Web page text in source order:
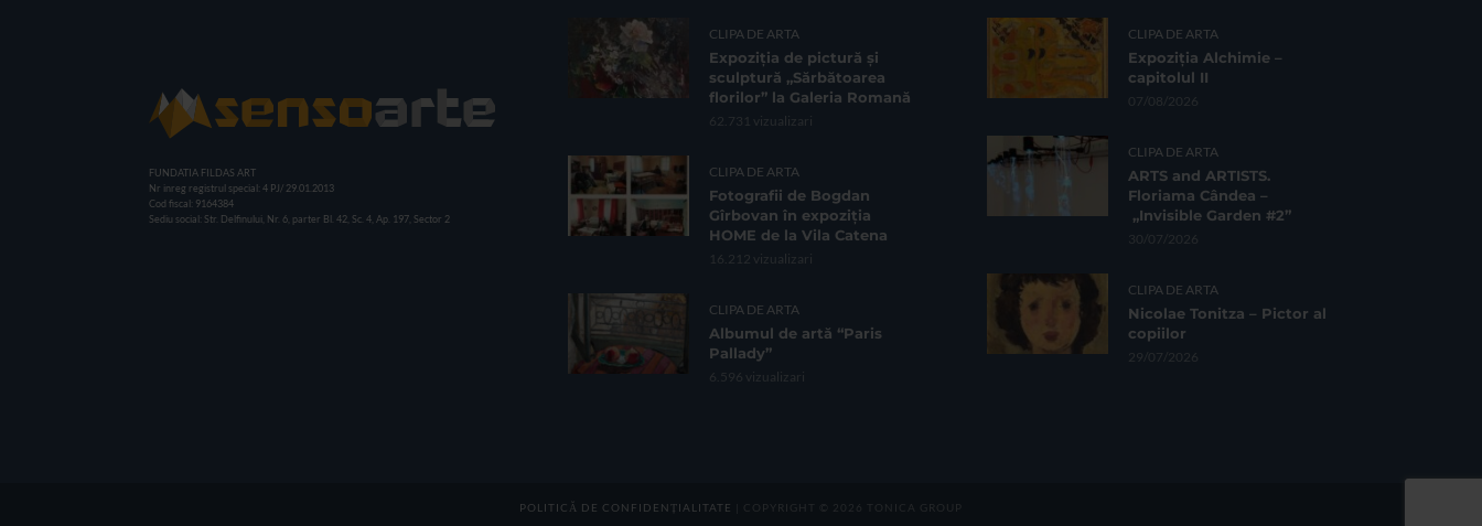
FUNDATIA FILDAS ART
Nr inreg registrul special: 4 PJ/ 29.01.2013
Cod fiscal: 9164384
Sediu social: Str. Delfinului, Nr. 6, parter Bl. 42, Sc. 4, Ap. 197, Sector 2
CLIPA DE ARTA
Expoziția de pictură și
sculptură „Sărbătoarea
florilor” la Galeria Romană
62.731 vizualizari
CLIPA DE ARTA
Fotografii de Bogdan
Gîrbovan în expoziția
HOME de la Vila Catena
16.212 vizualizari
CLIPA DE ARTA
Albumul de artă “Paris
Pallady”
6.596 vizualizari
CLIPA DE ARTA
Expoziția Alchimie –
capitolul II
07/08/2026
CLIPA DE ARTA
ARTS and ARTISTS.
Floriama Cândea –
„Invisible Garden #2”
30/07/2026
CLIPA DE ARTA
Nicolae Tonitza – Pictor al
copiilor
29/07/2026
POLITICĂ DE CONFIDENȚIALITATE | COPYRIGHT © 2026 TONICA GROUP